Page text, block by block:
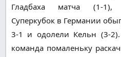
Гладбаха матча (1-1),
Суперкубок в Германии
3-1 и одолели Кельн (3-
команда помаленьку